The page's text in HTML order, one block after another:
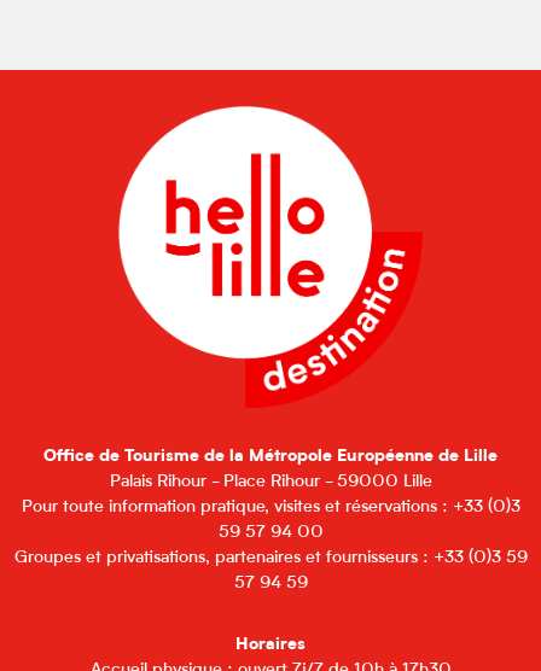
Office de Tourisme de la Métropole Européenne de Lille
Palais Rihour - Place Rihour - 59000 Lille
Pour toute information pratique, visites et réservations : +33 (0)3
59 57 94 00
Groupes et privatisations, partenaires et fournisseurs : +33 (0)3 59
57 94 59
Horaires